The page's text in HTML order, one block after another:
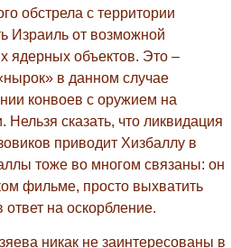
обстрела с территории
Израиль от возможной
ядерных объектов. Это –
в данном случае
конвоев с оружием на
Нельзя сказать, что ликвидация
приводит Хизбаллу в
тоже во многом связаны: он
фильме, просто выхватить
ответ на оскорбление.
никак не заинтересованы в